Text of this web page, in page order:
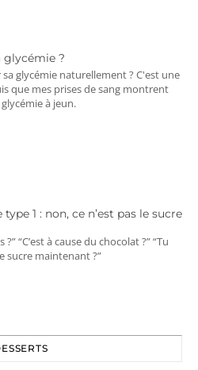
glycémie ?
glycémie naturellement ? C'est une
que mes prises de sang montrent
à jeun.
1 : non, ce n’est pas le sucre
“C’est à cause du chocolat ?” “Tu
sucre maintenant ?”